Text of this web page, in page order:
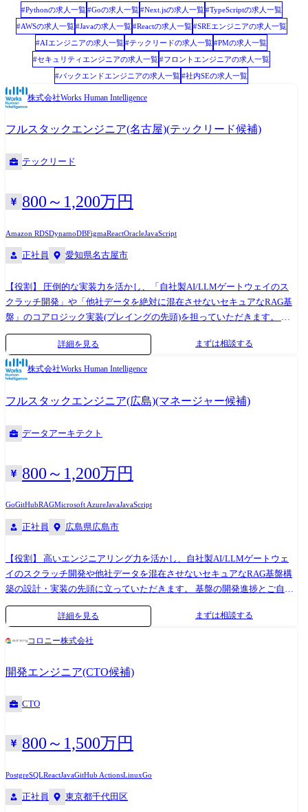
ーション対応、およびADR(アーキテクチャ決定記録)の主導 ※ピープル
マネジメント(評価・労務管理)の責務はありません。「純粋に技術とプロ
ダクトの品質でチームを引っ張るスペシャリスト」としてのキャリアを
お約束します。 【職務内容】 ●基盤アーキテクチャの設計・技術選定 ・
AI Readyなデータ基盤のアーキテクチャ設計、開発のアーキテクチャ全
体のグランドデザイン ・非機能要件(レイテンシー、スケーラビリティ、
可用性、強固なマルチテナントセキュリティ)を担保するクラウドインフ
ラ(AWS等)およびバックエンドの設計 ・各種LLM(OpenAI, Anthropic,
Bedrock等)のAPI動的ルーティング、およびコスト・応答速度最適化ロジ
CI/CD環境のモダン化 ●コアコンポーネントの実装・品質担保 ・基盤に
おける「最も技術的難易度の高い10%のコード」のハンズオン実装 ・
ティへのリファクタリング主導 ・厳格な自動テスト(Unit, E2E, 負荷テス
バーへの高度なコードレビュー、およびペアプログラミング等を通じた
技術メンタリング ●部門説明 【所属部署・配属組織】2026年6月現在 ア
ドバンスドテクノロジー部門 約80名※協力会社社員含む └先端技術の研
各製品/開発領域で組織が分かれ、それぞれ5~10名規模のグループ(チー
ム)が存在 【特徴・チームワーク】 ・エンジニアが企画から開発まで一
貫して携われる、一部門としてはスタートアップのような運営形態 ・
「COMPANY」に蓄積された膨大かつ豊富な種類のデータを活用して新
しい価値を創造するやりがい ・チーム内での技術の情報共有が積極的、
デイリーミーティングによるサポート体制、アットホームな雰囲気 ●技
語:Java/TypeScript/Kotlin/Python ・Cloud: AWS/Google Cloud/Azure/OCI
SpringBoot/Severless Framework/React/Vue3/Svelte/Kotlin Multiplatform ・
開発インフラ: GitHub/Sonarqube/Jira/Redmine/Zenhub/Figma ・生成AI:
Bedrock/Google VertexAI/AWS KIRO/Claude Cowork
#Pythonの求人一覧 #Goの求人一覧 #Next.jsの求人一覧 #TypeScriptの求人一覧
#AWSの求人一覧 #Javaの求人一覧 #Reactの求人一覧 #SREエンジニアの求人一覧
#AIエンジニアの求人一覧#テックリードの求人一覧#PMの求人一覧
#セキュリティエンジニアの求人一覧#フロントエンジニアの求人一覧
#バックエンドエンジニアの求人一覧#社内SEの求人一覧
株式会社Works Human Intelligence
フルスタックエンジニア(名古屋)(テックリード候補)
テックリード
800～1,200万円
Amazon RDSDynamoDBFigmaReactOracleJavaScript
正社員 愛知県名古屋市
【役割】 圧倒的な実装力を活かし、「自社製AI/LLMゲートウェイのス
クラッチ開発」や「他社データを絶対に混在させないセキュアなRAG基
盤」のコアロジック実装(プレイングの先頭)を担っていただきます。 そ
の後、半年〜1年を目安に以下のステップで「技術への責任範囲」を全社
規模へと拡張していただきます。 ・基盤のコアコンポーネントの自らに
よる実装、および技術的ブレイクスルーの体現 ・全社プロダクトが利用
するAI組み込みガイドライン、自動テスト戦略、CI/CDパイプラインの
策定 ・部署横断での技術選定、難解なシステムトラブルの最終エスカレ
ーション対応、およびADR(アーキテクチャ決定記録)の主導 ※ピープル
マネジメント(評価・労務管理)の責務はありません。「純粋に技術とプロ
ダクトの品質でチームを引っ張るスペシャリスト」としてのキャリアを
AI Readyなデータ基盤のアーキテクチャ設計、開発のアーキテクチャ全
体のグランドデザイン ・非機能要件(レイテンシー、スケーラビリティ、
Bedrock等)のAPI動的ルーティング、およびコスト・応答速度最適化ロジ
CI/CD環境のモダン化 ●コアコンポーネントの実装・品質担保 ・基盤に
おける「最も技術的難易度の高い10%のコード」のハンズオン実装 ・
PoC(仮説検証)コードから、数万人規模の同時接続に耐えうる本番クオリ
ティへのリファクタリング主導 ・厳格な自動テスト(Unit, E2E, 負荷テス
ト等)の設計と仕組み化による「落ちないインフラ」の実現 ・チームメン
バーへの高度なコードレビュー、およびペアプログラミング等を通じた
ドバンスドテクノロジー部門 約80名※協力会社社員含む └先端技術の研
究・開発に取り組む研究開発部門(立ち上げ当初30名から倍以上に成長) └
各製品/開発領域で組織が分かれ、それぞれ5~10名規模のグループ(チー
ム)が存在 【特徴・チームワーク】 ・エンジニアが企画から開発まで一
「COMPANY」に蓄積された膨大かつ豊富な種類のデータを活用して新
デイリーミーティングによるサポート体制、アットホームな雰囲気 ●技
術スタック ・チームによって異なるため、以下のいずれか(参考まで) ・
言語:Java/TypeScript/Kotlin/Python ・Cloud: AWS/Google
詳細を見る まずは相談する
株式会社Works Human Intelligence
フルスタックエンジニア(広島)(マネージャー候補)
データアーキテクト
800～1,200万円
GoGitHubRAGMicrosoft AzureJavaJavaScript
正社員 広島県広島市
【役割】 高いエンジニアリング力を活かし、自社製AI/LLMゲートウェ
イのスクラッチ開発や他社データを混在させないセキュアなRAG基盤構
築の設計・実装の先頭に立っていただきます。 基盤の開発進捗とご自身
の希望・適性を見ながら、半年〜1年を目安に以下のステップでシームレ
スにマネジメント領域を拡張していただきます。 ・コアコンポーネント
模)の目標設定・評価・1on1、およびエンジニア採用の主導 ※「コード
から完全に離れるピープルマネジメント専任」ではなく、「技術がわか
る強いEM(プレイングマネージャー)」としての活躍を期待しています。
【職務内容】 ●共通AI/Webアプリケーション基盤の開発リード ・AI
Anthropic, Bedrock等)のAPI統合、モデルの柔軟な切り替えを可能にする
ト性、強固なデータ分離)を徹底したセキュアなデータパイプラインの構
スケーリング・パフォーマンスチューニング ●プロジェクト及びピープ
詳細を見る まずは相談する
コロニー株式会社
開発エンジニア(CTO候補)
CTO
800～1,500万円
PostgreSQLReactJavaGitHub ActionsLinuxGo
正社員 東京都千代田区